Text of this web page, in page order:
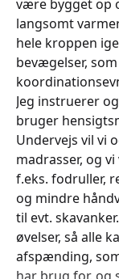
være bygget op
langsomt
hele kroppen
bevægelser,
Jeg instruerer
bruger
Undervejs vil vi
madrasser, og
f.eks. fodruller,
og mindre
til evt.
øvelser, så alle
afspænding,